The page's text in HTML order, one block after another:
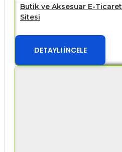
Butik ve Aksesuar E-Ticaret
Sitesi
DETAYLI İNCELE